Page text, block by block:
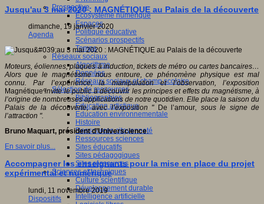
Prospective
Ecosystème numérique
Espaces
Politique éducative
Scénarios prospectifs
Temps
Réseaux sociaux
Algorithme
Données
Réseaux sociaux et champ scolaire
Sélection de ressources
Bibliographies
Education artistique
Education environnementale
Histoire
Ressources citoyenneté
Ressources sciences
Sites éducatifs
Sites pédagogiques
Sites ressources
Sciences et techniques
Culture scientifique
Développement durable
Intelligence artificielle
Jusqu'au 3 mai 2020 : MAGNÉTIQUE au Palais de la découverte
dimanche, 19 janvier 2020
Agenda
Moteurs, éoliennes, plaques à induction, tickets de métro ou cartes bancaires…
Alors que le magnétisme nous entoure, ce phénomène physique est mal
connu. Par l’expérience, la manipulation et l’observation, l’exposition
Magnétique invite lepublic à découvrir les principes et effets du magnétisme, à
l’origine de nombreusesapplications de notre quotidien. Elle place la saison du
Palais de la découverte,avec l’exposition " De l’amour, sous le signe de
l’attraction ".
Bruno Maquart, président d’Universcience.
En savoir plus...
Accompagner les enseignants pour la mise en place du projet
expérimental et numérique
lundi, 11 novembre 2019
Dispositifs